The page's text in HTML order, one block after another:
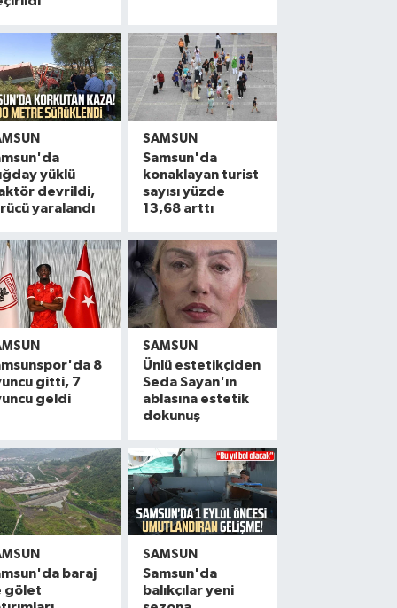
yüklü
devrildi,
yaralandı
SAMSUN
Samsun'da
konaklayan turist
sayısı yüzde
13,68 arttı
8
gitti, 7
geldi
SAMSUN
Ünlü estetikçiden
Seda Sayan'ın
ablasına estetik
dokunuş
baraj
gölet
SAMSUN
Samsun'da
balıkçılar yeni